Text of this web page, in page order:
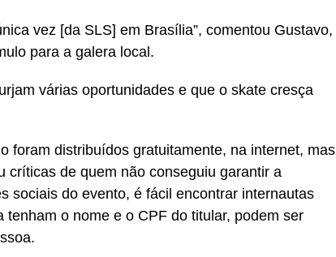
vez [da SLS] em Brasília”, comentou Gustavo,
para a galera local.
várias oportunidades e que o skate cresça
foram distribuídos gratuitamente, na internet, mas
críticas de quem não conseguiu garantir a
sociais do evento, é fácil encontrar internautas
tenham o nome e o CPF do titular, podem ser